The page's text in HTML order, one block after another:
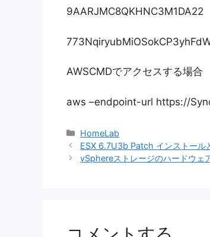
9AARJMC8QKHNC3M1DA22
AWSCMDでアクセスする場合
aws –endpoint-url https://
カ
テ
ゴ
HomeLab
ESX 6.7U3b Patch インストール
vSphereストレージのハードウェ